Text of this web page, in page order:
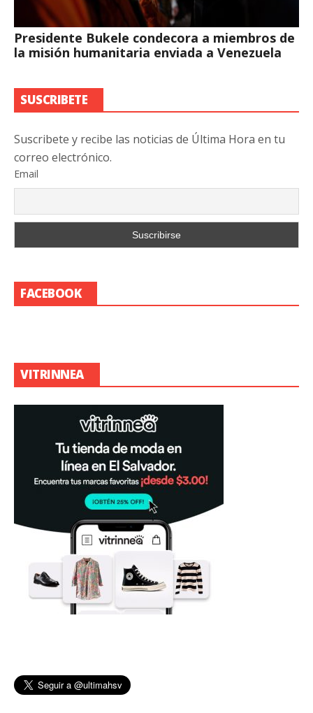
Presidente Bukele condecora a miembros de
la misión humanitaria enviada a Venezuela
SUSCRIBETE
Suscribete y recibe las noticias de Última Hora en tu
correo electrónico.
Email
FACEBOOK
VITRINNEA